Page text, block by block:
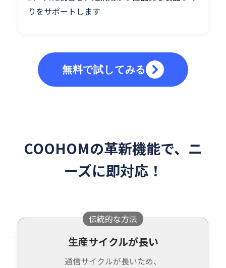
りをサポートします
無料で試してみる
COOHOMの革新機能で、ニ
ーズに即対応！
伝統的な方法
生産サイクルが長い
通信サイクルが長いため、